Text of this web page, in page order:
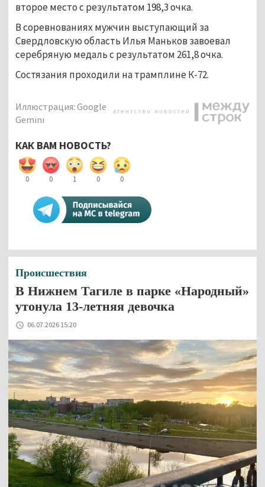
второе место с результатом 198,3 очка.
В соревнованиях мужчин выступающий за
Свердловскую область Илья Маньков завоевал
серебряную медаль с результатом 261,8 очка.
Состязания проходили на трамплине К-72.
Иллюстрация: Google
Gemini
КАК ВАМ НОВОСТЬ?
0 0 1 0 0
Происшествия
В Нижнем Тагиле в парке «Народный»
утонула 13-летняя девочка
06.07.2026 15:20